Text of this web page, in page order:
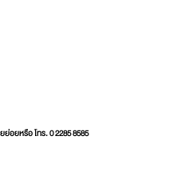
ะอุบัติเหตุที่มีสาเหตุมาจากการ
ย่าง ถ้าคุณขับรถไปชนกับต้นไม้
ช้ค่าเสียหายที่เกิดขึ้นกับรถยนต์
งบก
ๆ เกิดขึ้นมาในท้องตลาดมากมาย
งื่อนไขต่างๆ ที่แตกต่างกันออกไป
ระเภท 1, 2, 3, และ 4 ที่กล่าวมา
อยหรือ โทร. 0 2285 8585